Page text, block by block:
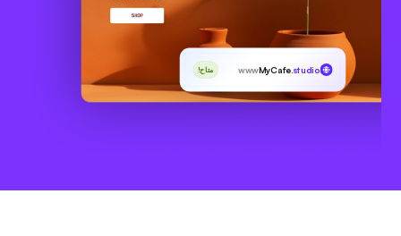
wwwMyCafe.studio متاح!